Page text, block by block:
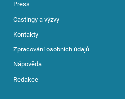
Press
Castingy a výzvy
Kontakty
Zpracování osobních údajů
Nápověda
Redakce